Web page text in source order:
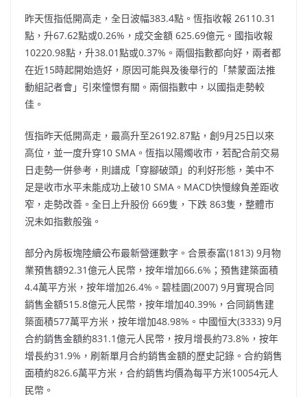
昨天恆指低開高走，全日波幅383.4點。恆指收報 26110.31
點，升67.62點或0.26%，成交金額 625.69億元。國指收報
10220.98點，升38.01點或0.37%。兩個指數都向好，兩者都
在近15時起開始造好，原因可能與及後舉行的「禁蒙面法推
動組記者會」引來憧憬有關。兩個指數中，以國指走勢較
佳。
恆指昨天低開高走，最高升至26192.87點，創9月25日以來
高位，並一度升穿10 SMA。恆指以陽燭收市，若配合前交易
日走勢一併參考，則譜成「穿腳破頭」的利好形態，美中不
足是收市水平未能成功上破10 SMA。MACD快慢線負差距收
窄，走勢改善。全日上升股份 669隻，下跌 863隻，整體市
況未如指數般強。
部分內房板塊陸續公布最新營運數字。合景泰富(1813) 9月物
業預售額92.31億元人民幣，按年增加66.6%；預售建築面積
4.4萬平方米，按年增加26.4%。碧桂園(2007) 9月實現合同
銷售金額515.8億元人民幣，按年增加40.39%，合同銷售建
築面積577萬平方米，按年增加48.98%。中國恒大(3333) 9月
合約銷售金額約831.1億元人民幣，按月增長約73.8%，按年
增長約31.9%，刷新單月合約銷售金額的歷史記錄。合約銷售
面積約826.6萬平方米，合約銷售均價為每平方米10054元人
民幣。